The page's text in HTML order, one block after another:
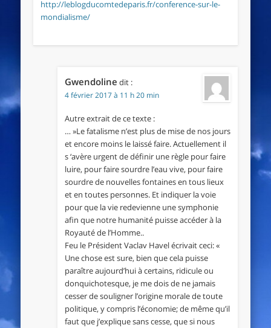
http://leblogducomtedeparis.fr/conference-sur-le-
mondialisme/
Gwendoline dit :
4 février 2017 à 11 h 20 min
Autre extrait de ce texte :
… »Le fatalisme n’est plus de mise de nos jours
et encore moins le laissé faire. Actuellement il
s ‘avère urgent de définir une règle pour faire
luire, pour faire sourdre l’eau vive, pour faire
sourdre de nouvelles fontaines en tous lieux
et en toutes personnes. Et indiquer la voie
pour que la vie redevienne une symphonie
afin que notre humanité puisse accéder à la
Royauté de l’Homme..
Feu le Président Vaclav Havel écrivait ceci: «
Une chose est sure, bien que cela puisse
paraître aujourd’hui à certains, ridicule ou
donquichotesque, je me dois de ne jamais
cesser de souligner l’origine morale de toute
politique, y compris l’économie; de même qu’il
faut que j’explique sans cesse, que si nous